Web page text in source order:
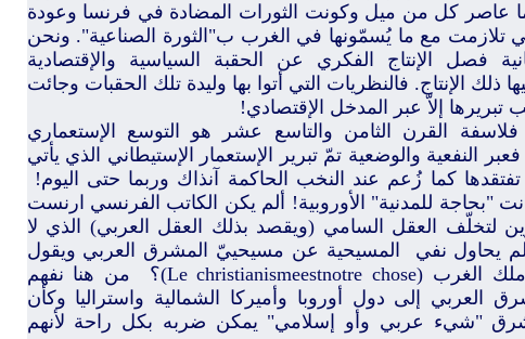
بينما عاصر كل من ميل وكونت الثورات المضادة في فرنسا وعودة
تلازمت مع ما يُسمّونها في الغرب ب"الثورة الصناعية". ونحن
فصل الإنتاج الفكري عن الحقبة السياسية والإقتصادية
ذلك الإنتاج. فالنظريات التي أتوا بها وليدة تلك الحقبات وجائت
إلاّ عبر المدخل الإقتصادي!
القرن الثامن والتاسع عشر هو التوسع الإستعماري
النفعية والوضعية تمّ تبرير الإستعمار الإستيطاني الذي يأتي
كما زُعم عند النخب الحاكمة آنذاك وربما حتى اليوم!
"بحاجة للمدنية" الأوروبية! ألم يكن الكاتب الفرنسي ارنست
من المنظّرين لتخلّف العقل السامي (ويقصد بذلك العقل العربي) الذي لا
يحاول نفي المسيحية عن مسيحييّ المشرق العربي ويقول
"أن المسيحية هي شيئنا" أي ملك الغرب (Le christianismeestnotre chose)؟ من هنا نفهم
العربي إلى دول أوروبا وأميركا الشمالية واستراليا وكأن
"شيء عربي وأو إسلامي" يمكن ضربه بكل راحة لأنهم